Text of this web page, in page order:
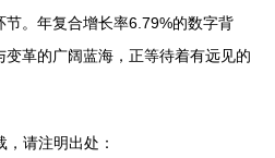
。年复合增长率6.79%的数字背
革的广阔蓝海，正等待着有远见的
，请注明出处：